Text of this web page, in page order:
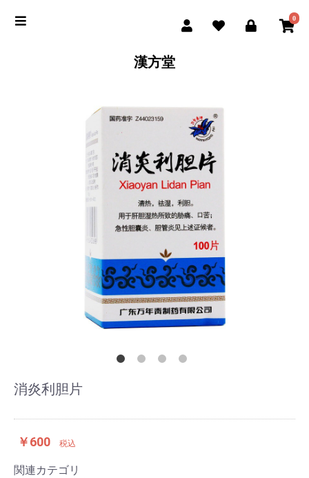
0
漢方堂
消炎利胆片
￥600 税込
関連カテゴリ